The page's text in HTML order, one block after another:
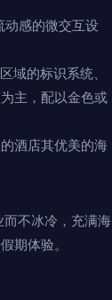
感的微交互设
域的标识系统、
主，配以金色或
酒店其优美的海
不冰冷，充满海
期体验。